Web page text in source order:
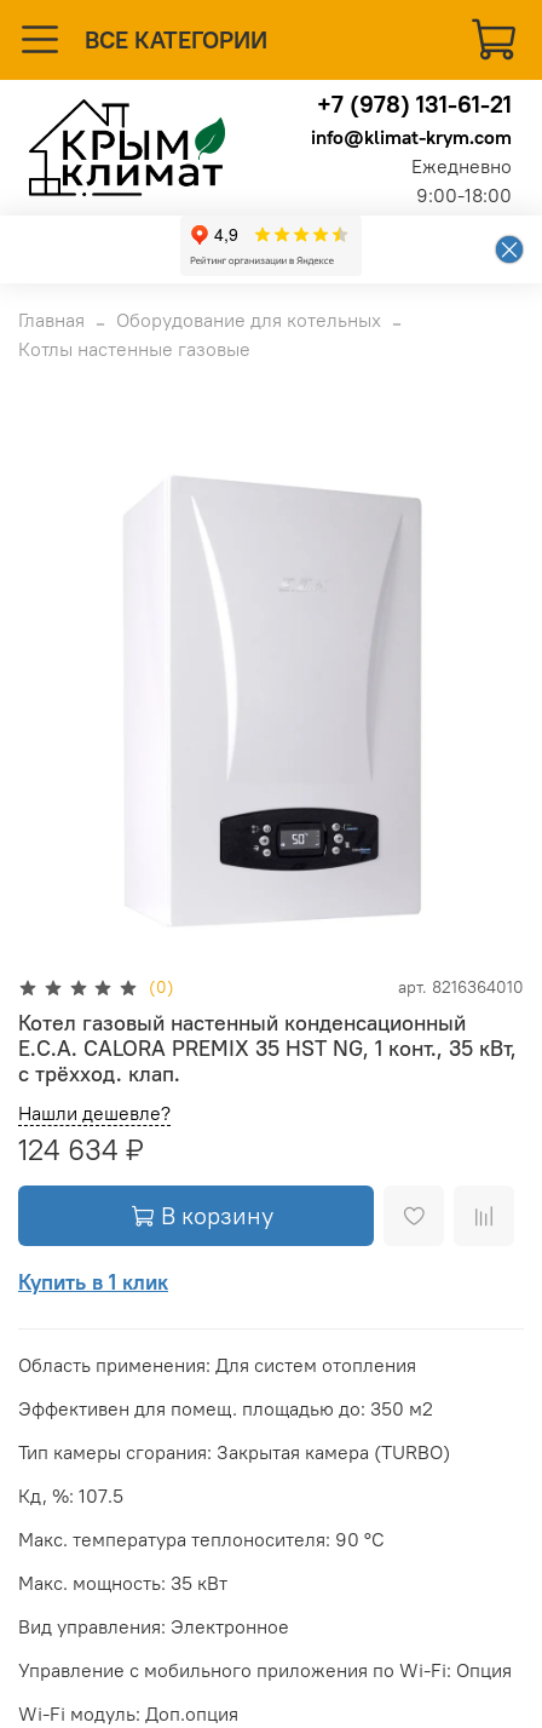
ВСЕ КАТЕГОРИИ
+7 (978) 131-61-21
info@klimat-krym.com
Ежедневно
9:00-18:00
Главная
Оборудование для котельных
Котлы настенные газовые
(0) арт. 8216364010
Котел газовый настенный конденсационный
E.C.A. CALORA PREMIX 35 HST NG, 1 конт., 35 кВт,
с трёхход. клап.
Нашли дешевле?
124 634 ₽
В корзину
Купить в 1 клик
Область применения: Для систем отопления
Эффективен для помещ. площадью до: 350 м2
Тип камеры сгорания: Закрытая камера (TURBO)
Кд, %: 107.5
Макс. температура теплоносителя: 90 °С
Макс. мощность: 35 кВт
Вид управления: Электронное
Управление c мобильного приложения по Wi-Fi: Опция
Wi-Fi модуль: Доп.опция